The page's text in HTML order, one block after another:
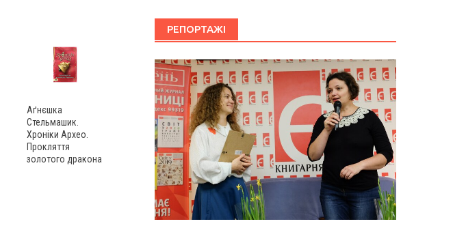
Аґнєшка
Стельмашик.
Хроніки Архео.
Прокляття
золотого дракона
РЕПОРТАЖІ